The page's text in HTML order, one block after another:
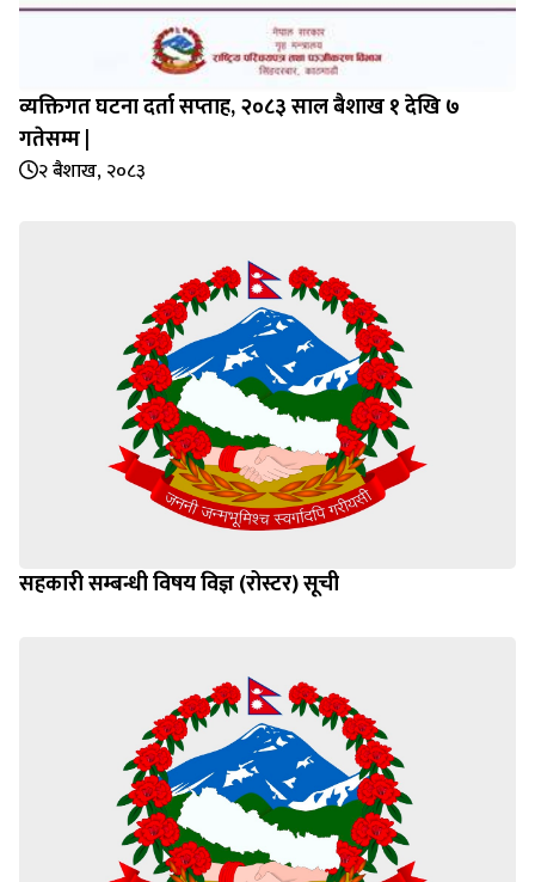
व्यक्तिगत घटना दर्ता सप्‍ताह, २०८३ साल बैशाख १ देखि ७
गतेसम्म |
२ बैशाख, २०८३
सहकारी सम्बन्धी विषय विज्ञ (रोस्टर) सूची